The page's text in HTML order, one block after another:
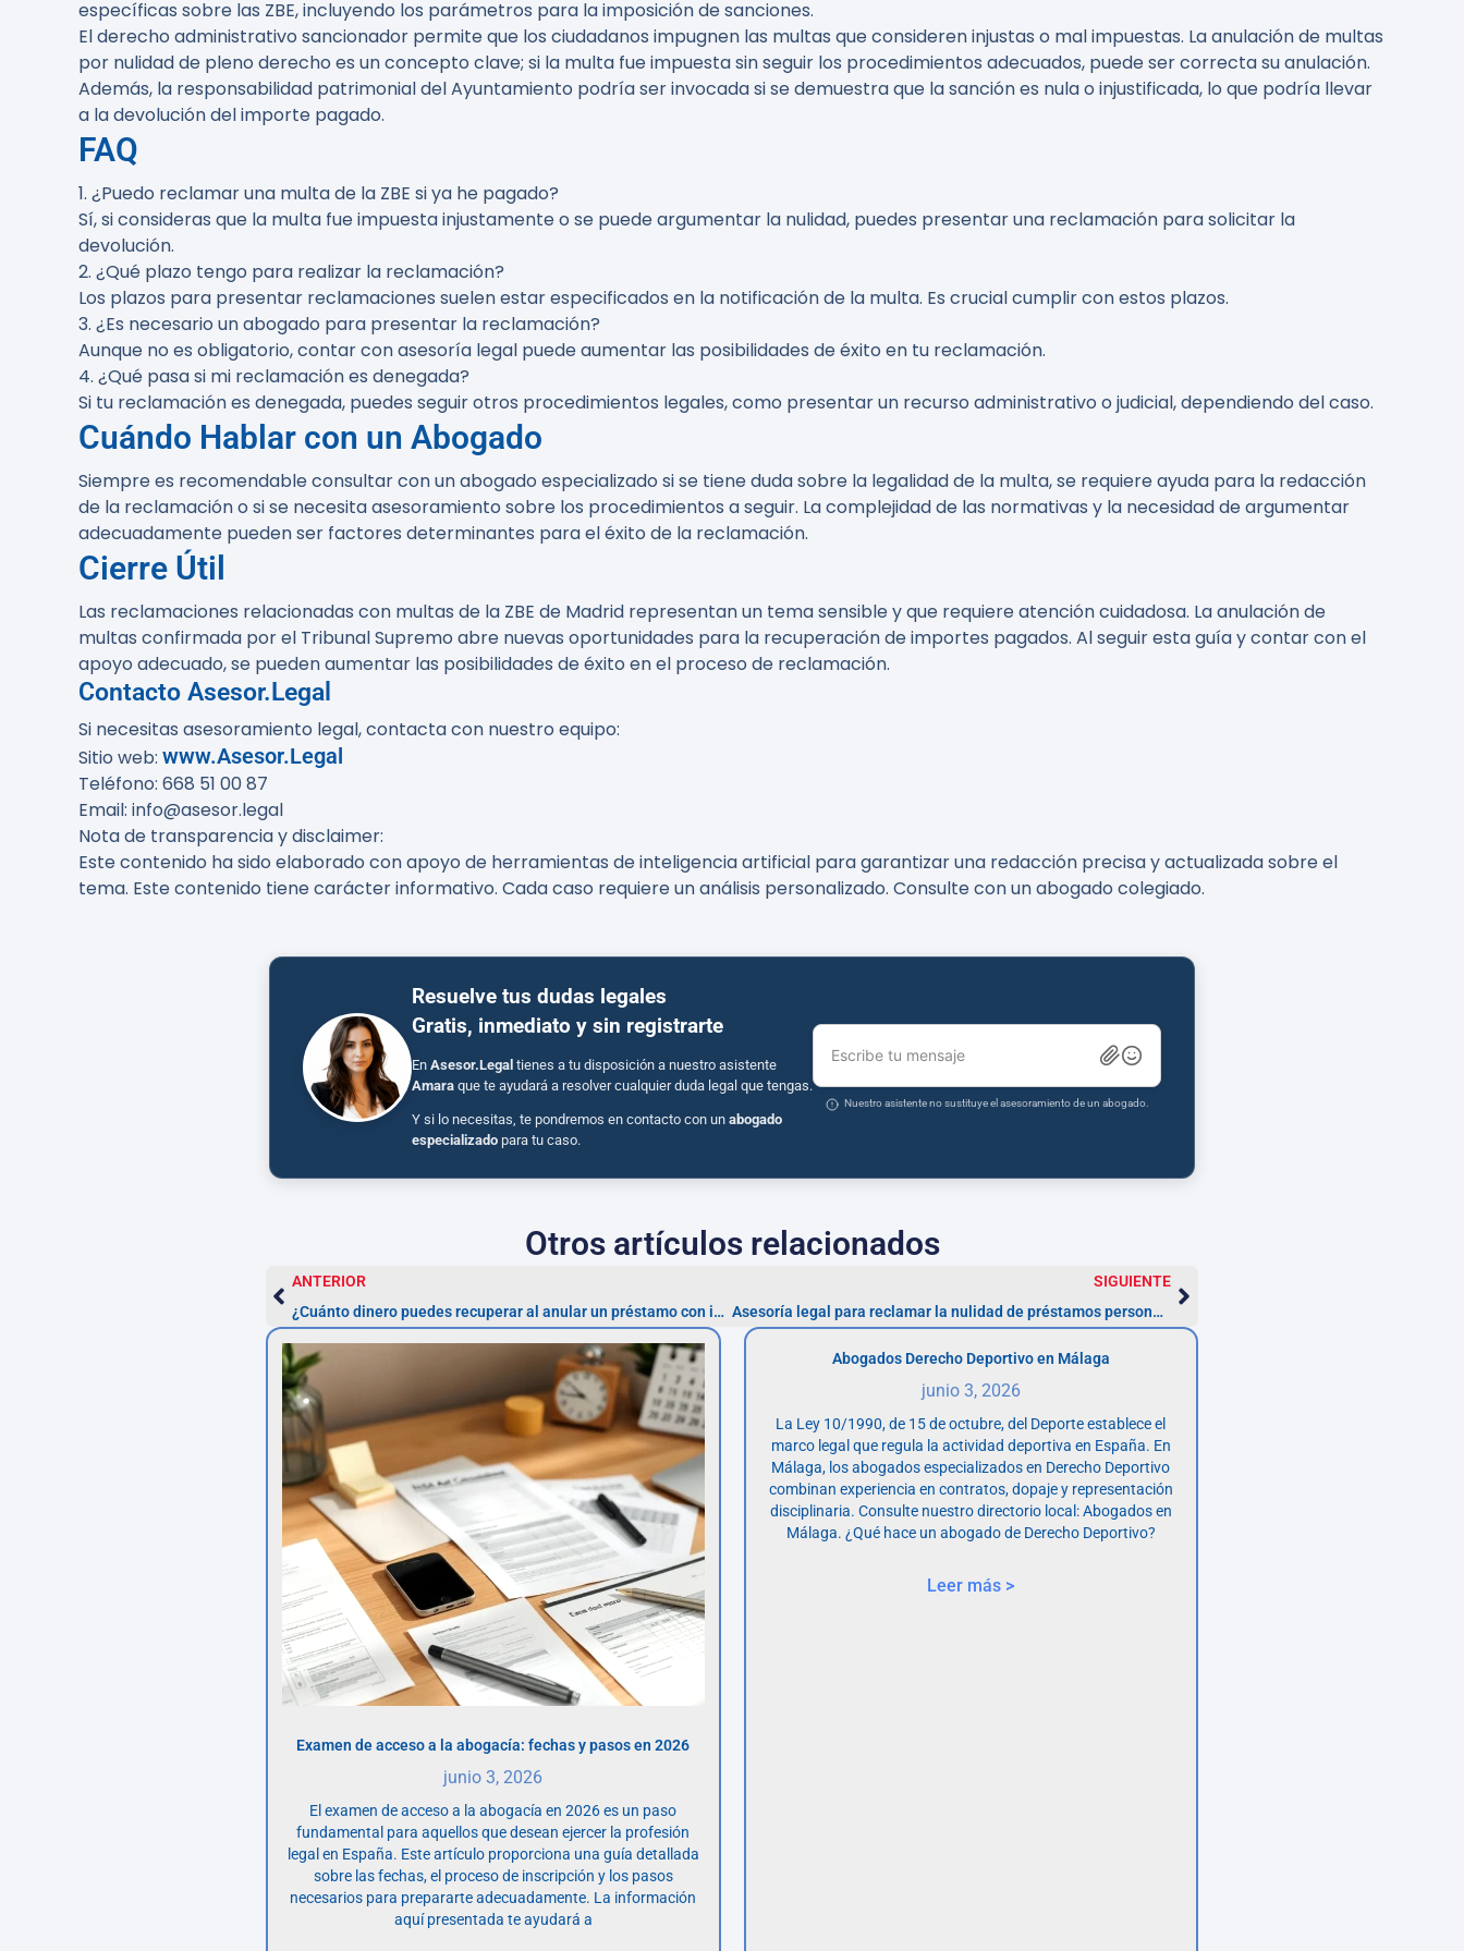
específicas sobre las ZBE, incluyendo los parámetros para la imposición de sanciones.
El derecho administrativo sancionador permite que los ciudadanos impugnen las multas que consideren injustas o mal impuestas. La anulación de multas
por nulidad de pleno derecho es un concepto clave; si la multa fue impuesta sin seguir los procedimientos adecuados, puede ser correcta su anulación.
Además, la responsabilidad patrimonial del Ayuntamiento podría ser invocada si se demuestra que la sanción es nula o injustificada, lo que podría llevar
a la devolución del importe pagado.
FAQ
1. ¿Puedo reclamar una multa de la ZBE si ya he pagado?
Sí, si consideras que la multa fue impuesta injustamente o se puede argumentar la nulidad, puedes presentar una reclamación para solicitar la
devolución.
2. ¿Qué plazo tengo para realizar la reclamación?
Los plazos para presentar reclamaciones suelen estar especificados en la notificación de la multa. Es crucial cumplir con estos plazos.
3. ¿Es necesario un abogado para presentar la reclamación?
Aunque no es obligatorio, contar con asesoría legal puede aumentar las posibilidades de éxito en tu reclamación.
4. ¿Qué pasa si mi reclamación es denegada?
Si tu reclamación es denegada, puedes seguir otros procedimientos legales, como presentar un recurso administrativo o judicial, dependiendo del caso.
Cuándo Hablar con un Abogado
Siempre es recomendable consultar con un abogado especializado si se tiene duda sobre la legalidad de la multa, se requiere ayuda para la redacción
de la reclamación o si se necesita asesoramiento sobre los procedimientos a seguir. La complejidad de las normativas y la necesidad de argumentar
adecuadamente pueden ser factores determinantes para el éxito de la reclamación.
Cierre Útil
Las reclamaciones relacionadas con multas de la ZBE de Madrid representan un tema sensible y que requiere atención cuidadosa. La anulación de
multas confirmada por el Tribunal Supremo abre nuevas oportunidades para la recuperación de importes pagados. Al seguir esta guía y contar con el
apoyo adecuado, se pueden aumentar las posibilidades de éxito en el proceso de reclamación.
Contacto Asesor.Legal
Si necesitas asesoramiento legal, contacta con nuestro equipo:
Sitio web: www.Asesor.Legal
Teléfono: 668 51 00 87
Email: info@asesor.legal
Nota de transparencia y disclaimer:
Este contenido ha sido elaborado con apoyo de herramientas de inteligencia artificial para garantizar una redacción precisa y actualizada sobre el
tema. Este contenido tiene carácter informativo. Cada caso requiere un análisis personalizado. Consulte con un abogado colegiado.
Resuelve tus dudas legales
Gratis, inmediato y sin registrarte
En Asesor.Legal tienes a tu disposición a nuestro asistente
Amara que te ayudará a resolver cualquier duda legal que tengas.
Y si lo necesitas, te pondremos en contacto con un abogado
especializado para tu caso.
Escribe tu mensaje
Nuestro asistente no sustituye el asesoramiento de un abogado.
Otros artículos relacionados
ANTERIOR
¿Cuánto dinero puedes recuperar al anular un préstamo con interés usurario?
SIGUIENTE
Asesoría legal para reclamar la nulidad de préstamos personales en España
Examen de acceso a la abogacía: fechas y pasos en 2026
junio 3, 2026
El examen de acceso a la abogacía en 2026 es un paso
fundamental para aquellos que desean ejercer la profesión
legal en España. Este artículo proporciona una guía detallada
sobre las fechas, el proceso de inscripción y los pasos
necesarios para prepararte adecuadamente. La información
aquí presentada te ayudará a
Abogados Derecho Deportivo en Málaga
junio 3, 2026
La Ley 10/1990, de 15 de octubre, del Deporte establece el
marco legal que regula la actividad deportiva en España. En
Málaga, los abogados especializados en Derecho Deportivo
combinan experiencia en contratos, dopaje y representación
disciplinaria. Consulte nuestro directorio local: Abogados en
Málaga. ¿Qué hace un abogado de Derecho Deportivo?
Leer más >